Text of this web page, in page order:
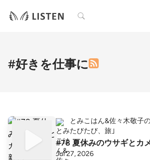
検索
#好きを仕事に
とみこはん&佐々木敬子
たびたび、旅｣
#78 夏休みのウサギとカ
Jul 27, 2026